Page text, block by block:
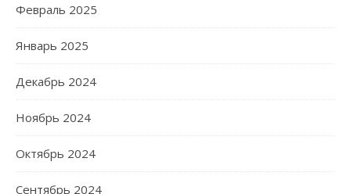
Февраль 2025
Январь 2025
Декабрь 2024
Ноябрь 2024
Октябрь 2024
Сентябрь 2024